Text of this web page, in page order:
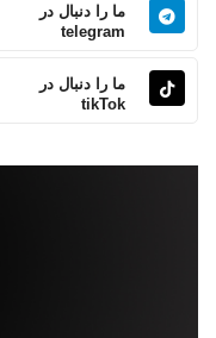
ما را دنبال در
telegram
ما را دنبال در
tikTok